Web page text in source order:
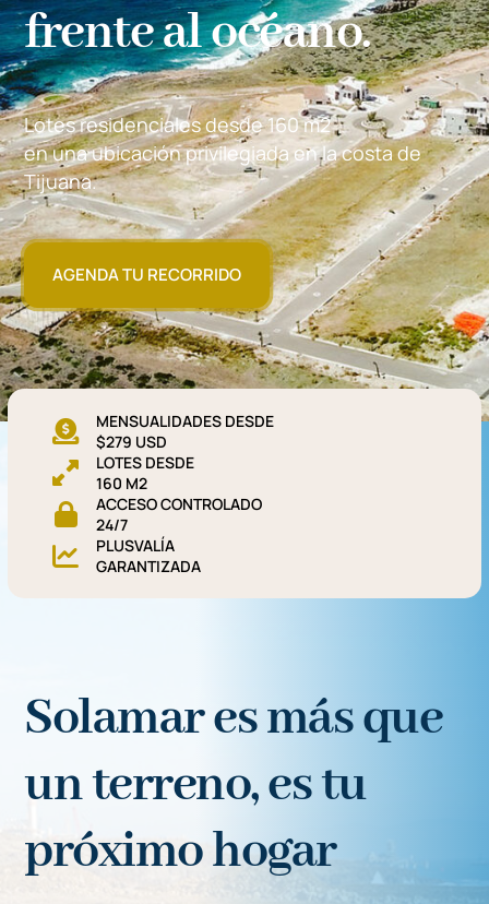
frente al océano.
Lotes residenciales desde 160 m2
en una ubicación privilegiada en la costa de
Tijuana.
AGENDA TU RECORRIDO
MENSUALIDADES DESDE
$279 USD
LOTES DESDE
160 M2
ACCESO CONTROLADO
24/7
PLUSVALÍA
GARANTIZADA
Solamar es más que
un terreno, es tu
próximo hogar